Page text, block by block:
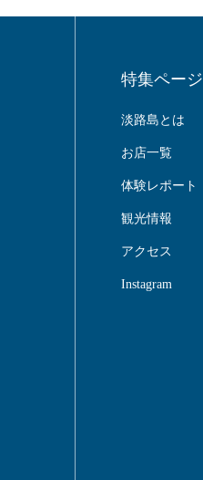
特集ページ
淡路島とは
お店一覧
体験レポート
観光情報
アクセス
Instagram